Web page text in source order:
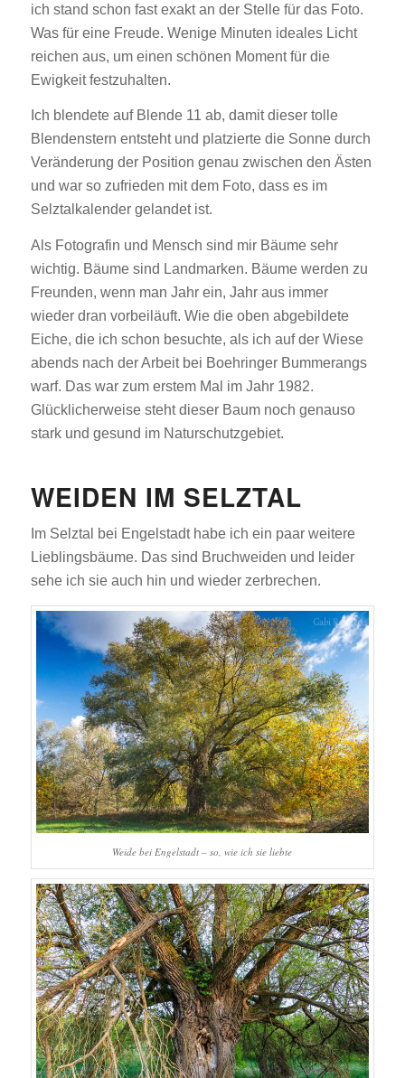
ich stand schon fast exakt an der Stelle für das Foto.
Was für eine Freude. Wenige Minuten ideales Licht
reichen aus, um einen schönen Moment für die
Ewigkeit festzuhalten.
Ich blendete auf Blende 11 ab, damit dieser tolle
Blendenstern entsteht und platzierte die Sonne durch
Veränderung der Position genau zwischen den Ästen
und war so zufrieden mit dem Foto, dass es im
Selztalkalender gelandet ist.
Als Fotografin und Mensch sind mir Bäume sehr
wichtig. Bäume sind Landmarken. Bäume werden zu
Freunden, wenn man Jahr ein, Jahr aus immer
wieder dran vorbeiläuft. Wie die oben abgebildete
Eiche, die ich schon besuchte, als ich auf der Wiese
abends nach der Arbeit bei Boehringer Bummerangs
warf. Das war zum erstem Mal im Jahr 1982.
Glücklicherweise steht dieser Baum noch genauso
stark und gesund im Naturschutzgebiet.
WEIDEN IM SELZTAL
Im Selztal bei Engelstadt habe ich ein paar weitere
Lieblingsbäume. Das sind Bruchweiden und leider
sehe ich sie auch hin und wieder zerbrechen.
Weide bei Engelstadt – so, wie ich sie liebte